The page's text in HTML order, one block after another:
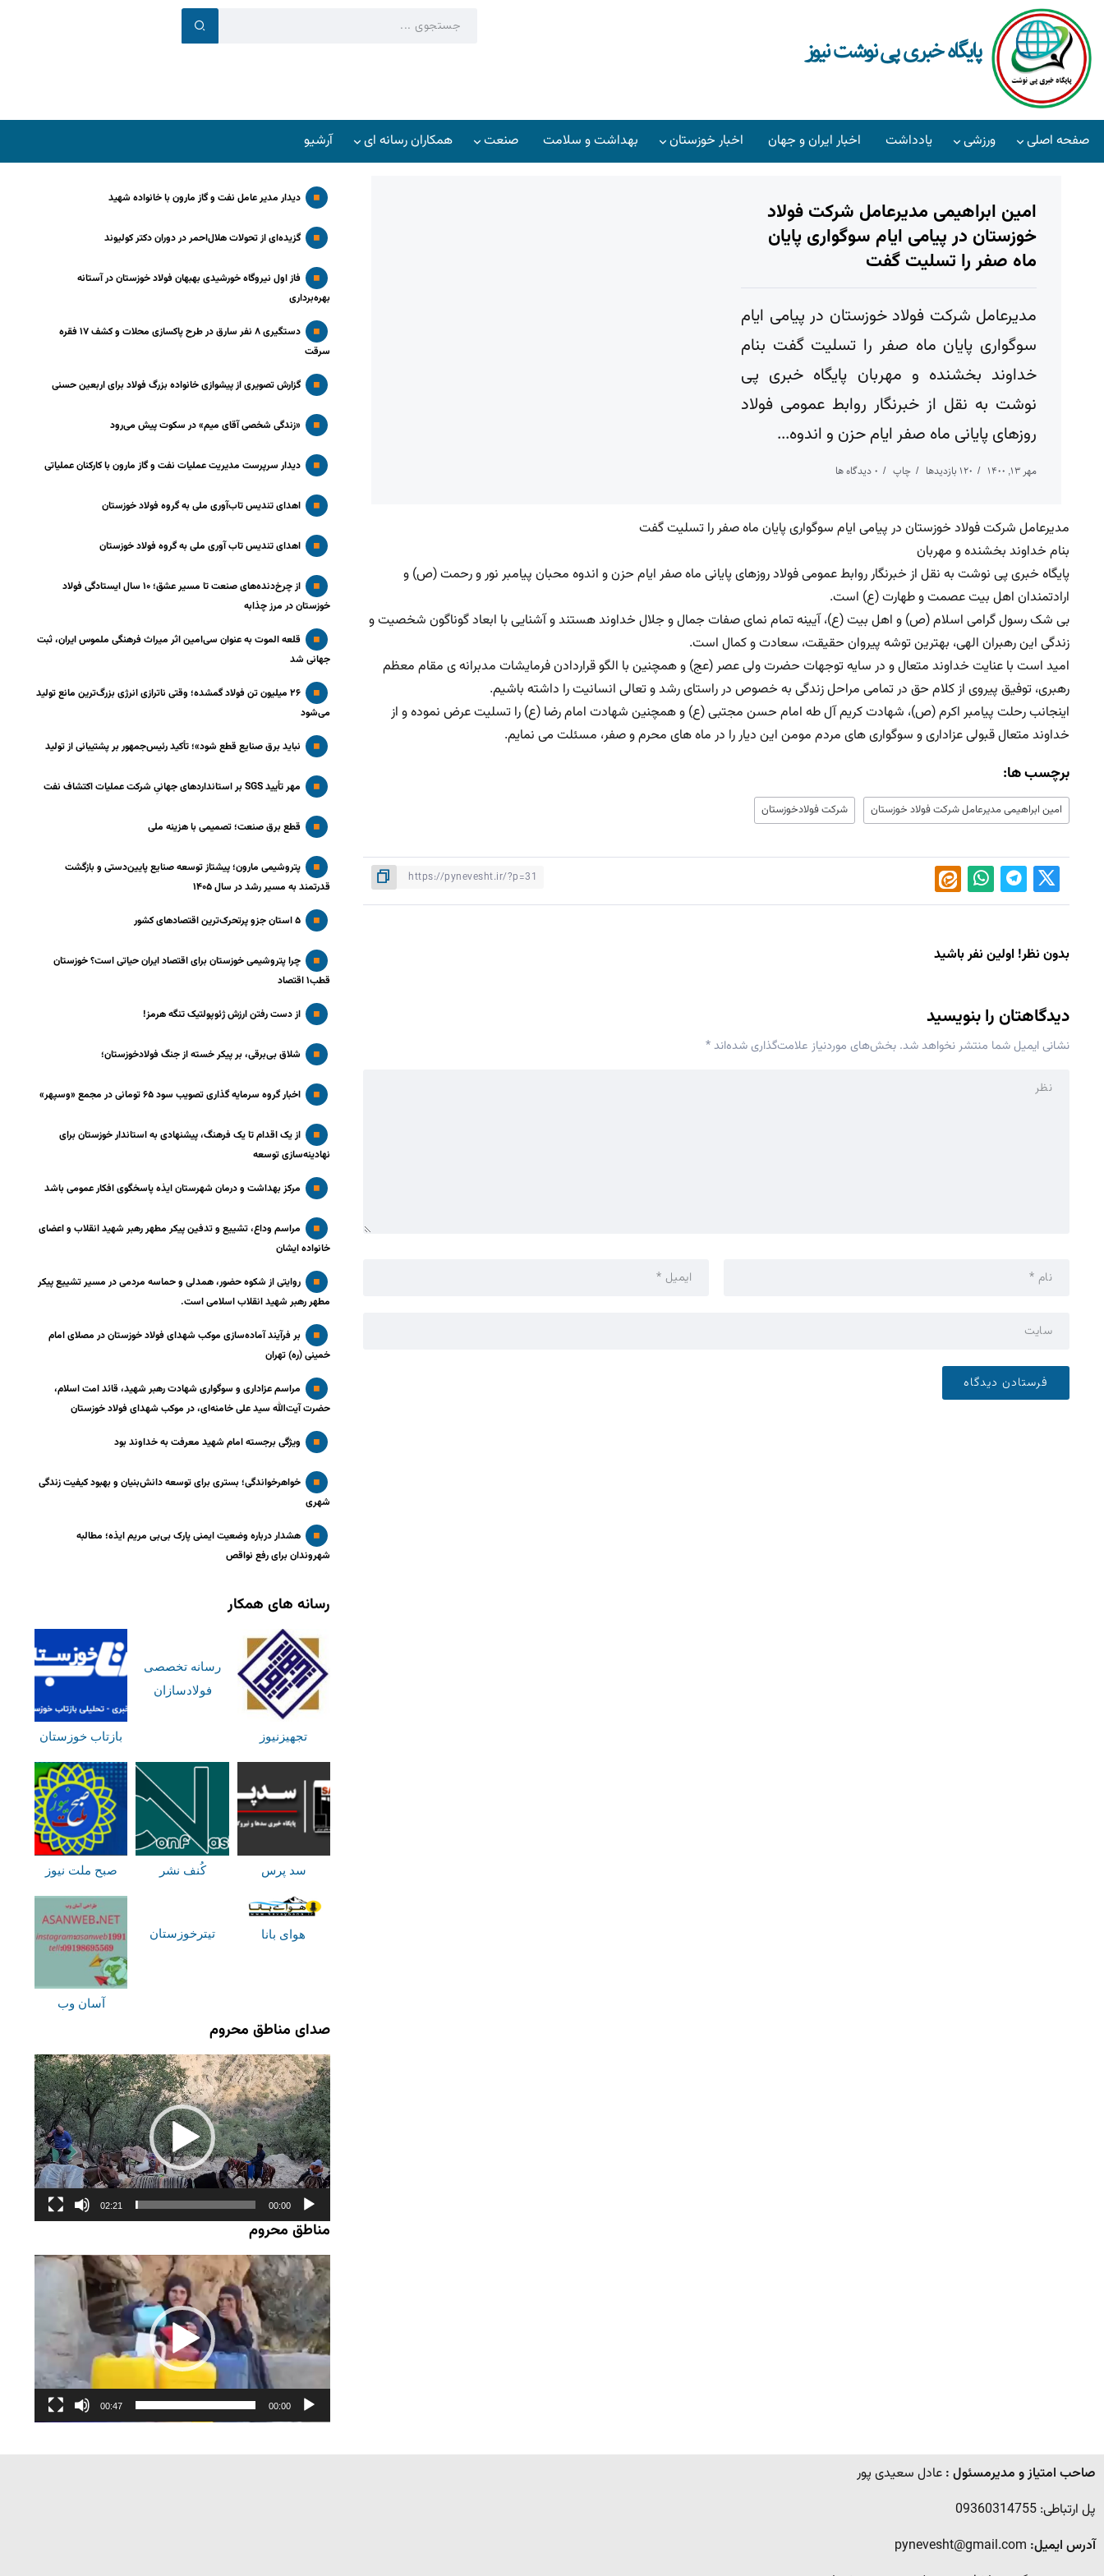
پایگاه خبری پی نوشت نیوز
صفحه اصلی ورزشی یادداشت اخبار ایران و جهان اخبار خوزستان بهداشت و سلامت صنعت همکاران رسانه ای آرشیو
امین ابراهیمی مدیرعامل شرکت فولاد
خوزستان در پیامی ایام سوگواری پایان
ماه صفر را تسلیت گفت
مدیرعامل شرکت فولاد خوزستان در پیامی ایام
سوگواری پایان ماه صفر را تسلیت گفت بنام
خداوند بخشنده و مهربان پایگاه خبری پی
نوشت به نقل از خبرنگار روابط عمومی فولاد
روزهای پایانی ماه صفر ایام حزن و اندوه...
مهر ۱۳, ۱۴۰۰ 120 بازدیدها چاپ 0 دیدگاه ها
مدیرعامل شرکت فولاد خوزستان در پیامی ایام سوگواری پایان ماه صفر را تسلیت گفت
بنام خداوند بخشنده و مهربان
پایگاه خبری پی نوشت به نقل از خبرنگار روابط عمومی فولاد روزهای پایانی ماه صفر ایام حزن و اندوه محبان پیامبر نور و رحمت (ص) و
ارادتمندان اهل بیت عصمت و طهارت (ع) است.
بی شک رسول گرامی اسلام (ص) و اهل بیت (ع)، آیینه تمام نمای صفات جمال و جلال خداوند هستند و آشنایی با ابعاد گوناگون شخصیت و
زندگی این رهبران الهی، بهترین توشه پیروان حقیقت، سعادت و کمال است.
امید است با عنایت خداوند متعال و در سایه توجهات حضرت ولی عصر (عج) و همچنین با الگو قراردادن فرمایشات مدبرانه ی مقام معظم
رهبری، توفیق پیروی از کلام حق در تمامی مراحل زندگی به خصوص در راستای رشد و تعالی انسانیت را داشته باشیم.
اینجانب رحلت پیامبر اکرم (ص)، شهادت کریم آل طه امام حسن مجتبی (ع) و همچنین شهادت امام رضا (ع) را تسلیت عرض نموده و از
خداوند متعال قبولی عزاداری و سوگواری های مردم مومن این دیار را در ماه های محرم و صفر، مسئلت می نمایم.
برچسب ها:
امین ابراهیمی مدیرعامل شرکت فولاد خوزستان شرکت فولادخوزستان
بدون نظر! اولین نفر باشید
دیدگاهتان را بنویسید
نشانی ایمیل شما منتشر نخواهد شد. بخش‌های موردنیاز علامت‌گذاری شده‌اند*
دیدار مدیر عامل نفت و گاز مارون با خانواده شهید
گزیده‌ای از تحولات هلال‌احمر در دوران دکتر کولیوند
فاز اول نیروگاه خورشیدی بهبهان فولاد خوزستان در آستانه
بهره‌برداری
دستگیری ۸ نفر سارق در طرح پاکسازی محلات و کشف ۱۷ فقره
سرقت
گزارش تصویری از پیشوازی خانواده بزرگ فولاد برای اربعین حسنی
«زندگی شخصی آقای میم» در سکوت پیش می‌رود
دیدار سرپرست مدیریت عملیات نفت و گاز مارون با کارکنان عملیاتی
اهدای تندیس تاب‌آوری ملی به گروه فولاد خوزستان
اهدای تندیس تاب آوری ملی به گروه فولاد خوزستان
از چرخ‌دنده‌های صنعت تا مسیر عشق؛ ۱۰ سال ایستادگی فولاد
خوزستان در مرز چذابه
قلعه الموت به عنوان سی‌امین اثر میراث‌ فرهنگی ملموس ایران، ثبت
جهانی شد
۲۶ میلیون تن فولاد گمشده؛ وقتی ناترازی انرژی بزرگ‌ترین مانع تولید
می‌شود
نباید برق صنایع قطع شود»؛ تأکید رئیس‌جمهور بر پشتیبانی از تولید
مهر تأیید SGS بر استانداردهای جهانیِ شرکت عملیات اکتشاف نفت
قطع برق صنعت؛ تصمیمی با هزینه ملی
پتروشیمی مارون؛ پیشتاز توسعه صنایع پایین‌دستی و بازگشت
قدرتمند به مسیر رشد در سال ۱۴۰۵
۵ استان جزو پرتحرک‌ترین اقتصاد‌های کشور
چرا پتروشیمی خوزستان برای اقتصاد ایران حیاتی است؟ خوزستان
قطب۱ اقتصاد
از دست رفتن ارزش ژئوپولتیک تنگه هرمز!
شلاق‌ بی‌برقی، بر پیکر خسته‌ از جنگ فولادخوزستان؛
اخبار گروه سرمایه گذاری تصویب سود ۶۵ تومانی در مجمع «وسپهر»
از یک اقدام تا یک فرهنگ، پیشنهادی به استاندار خوزستان برای
نهادینه‌سازی توسعه
مرکز بهداشت و درمان شهرستان ایذه پاسخگوی افکار عمومی باشد
مراسم وداع، تشییع و تدفین پیکر مطهر رهبر شهید انقلاب و اعضای
خانواده ایشان
روایتی از شکوه حضور، همدلی و حماسه مردمی در مسیر تشییع پیکر
مطهر رهبر شهید انقلاب اسلامی است.
بر فرآیند آماده‌سازی موکب شهدای فولاد خوزستان در مصلای امام
خمینی (ره) تهران
مراسم عزاداری و سوگواری شهادت رهبر شهید، قائد امت اسلام،
حضرت آیت‌الله سید علی خامنه‌ای، در موکب شهدای فولاد خوزستان
ویژگی برجسته امام شهید معرفت به خداوند بود
خواهرخواندگی؛ بستری برای توسعه دانش‌بنیان و بهبود کیفیت زندگی
شهری
هشدار درباره وضعیت ایمنی پارک بی‌بی مریم ایذه؛ مطالبه
شهروندان برای رفع نواقص
رسانه های همکار
تجهیزنیوز
رسانه تخصصی
فولادسازان
بازتاب خوزستان
سد پرس کُنف نشر صبح ملت نیوز
هوای بانا تیترخوزستان
آسان وب
صدای مناطق محروم
نمایشگر
ویدیو
00:00
02:21
مناطق محروم
نمایشگر
ویدیو
00:00
00:47
صاحب امتیاز و مدیرمسئول : عادل سعیدی پور
پل ارتباطی: 09360314755
آدرس ایمیل: